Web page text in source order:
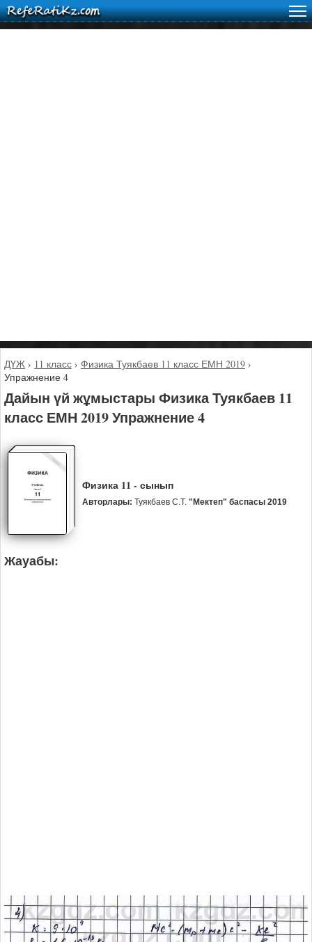
ДҮЖ › 11 класс › Физика Туякбаев 11 класс ЕМН 2019 ›
Упражнение 4
Дайын үй жұмыстары Физика Туякбаев 11
класс ЕМН 2019 Упражнение 4
Физика 11 - сынып
Авторлары: Туякбаев С.Т. "Мектеп" баспасы 2019
Жауабы: